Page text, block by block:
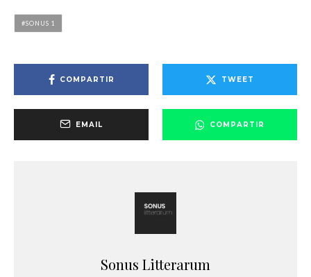
SONUS 1
COMPARTIR TWEET
EMAIL COMPARTIR
Sonus Litterarum